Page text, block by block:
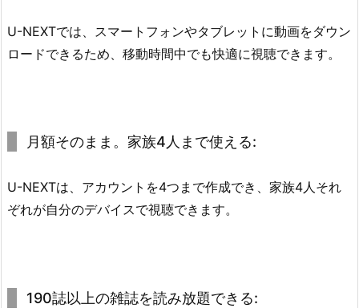
U-NEXTでは、スマートフォンやタブレットに動画をダウン
ロードできるため、移動時間中でも快適に視聴できます。
月額そのまま。家族4人まで使える:
U-NEXTは、アカウントを4つまで作成でき、家族4人それ
ぞれが自分のデバイスで視聴できます。
190誌以上の雑誌を読み放題できる: